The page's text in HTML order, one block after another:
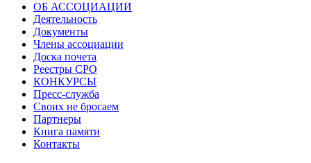
ОБ АССОЦИАЦИИ
Деятельность
Документы
Члены ассоциации
Доска почета
Реестры СРО
КОНКУРСЫ
Пресс-служба
Своих не бросаем
Партнеры
Книга памяти
Контакты